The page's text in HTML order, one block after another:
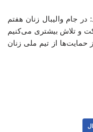
در جام والیبال زنان هفتم
و تلاش بیشتری می‌کنیم
حمایت‌ها از تیم ملی زنان